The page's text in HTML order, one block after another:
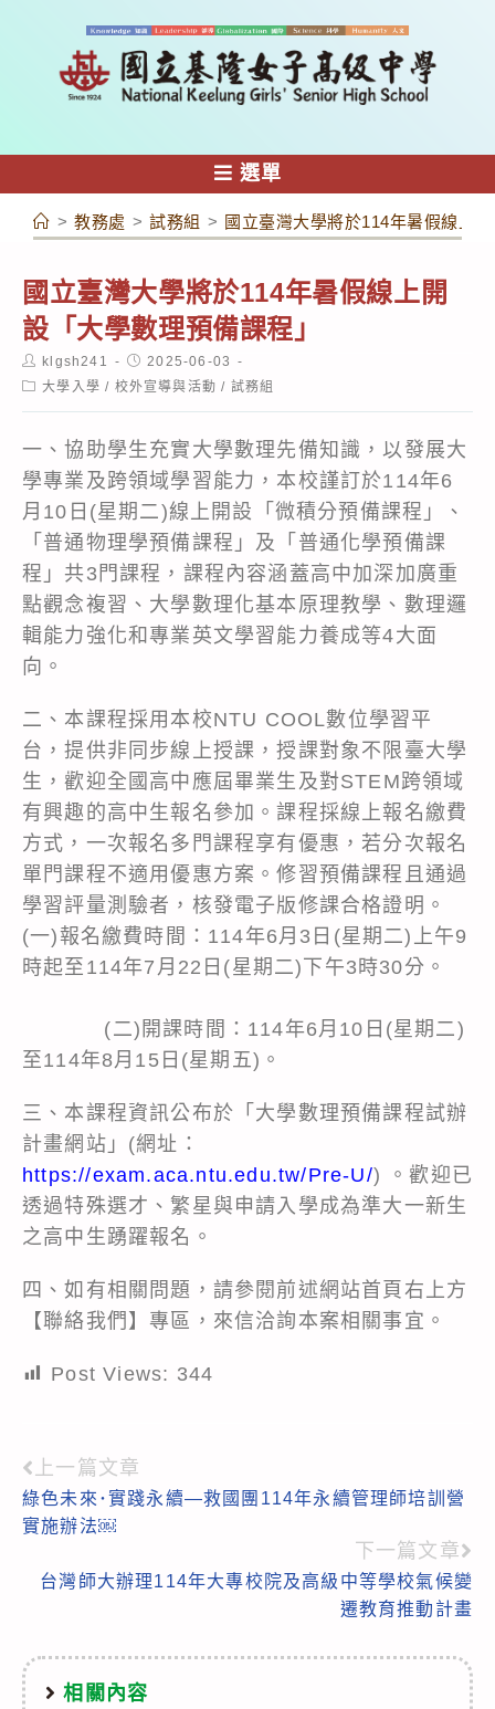
容
選單
> 教務處 > 試務組 > 國立臺灣大學將於114年暑假線上
國立臺灣大學將於114年暑假線上開
設「大學數理預備課程」
Post
author:
klgsh241
Post
published:
2025-06-03
Post大學入學 / 校外宣導與活動 / 試務組
一、協助學生充實大學數理先備知識，以發展大
學專業及跨領域學習能力，本校謹訂於114年6
月10日(星期二)線上開設「微積分預備課程」、
「普通物理學預備課程」及「普通化學預備課
程」共3門課程，課程內容涵蓋高中加深加廣重
點觀念複習、大學數理化基本原理教學、數理邏
輯能力強化和專業英文學習能力養成等4大面
向。
二、本課程採用本校NTU COOL數位學習平
台，提供非同步線上授課，授課對象不限臺大學
生，歡迎全國高中應屆畢業生及對STEM跨領域
有興趣的高中生報名參加。課程採線上報名繳費
方式，一次報名多門課程享有優惠，若分次報名
單門課程不適用優惠方案。修習預備課程且通過
學習評量測驗者，核發電子版修課合格證明。
(一)報名繳費時間：114年6月3日(星期二)上午9
時起至114年7月22日(星期二)下午3時30分。
(二)開課時間：114年6月10日(星期二)
至114年8月15日(星期五)。
三、本課程資訊公布於「大學數理預備課程試辦
計畫網站」(網址：
https://exam.aca.ntu.edu.tw/Pre-U/) 。歡迎已
透過特殊選才、繁星與申請入學成為準大一新生
之高中生踴躍報名。
四、如有相關問題，請參閱前述網站首頁右上方
【聯絡我們】專區，來信洽詢本案相關事宜。
Post Views: 344
Read
more
上一篇文章
綠色未來･實踐永續—救國團114年永續管理師培訓營
實施辦法￼
下一篇文章
台灣師大辦理114年大專校院及高級中等學校氣候變
遷教育推動計畫
相關內容